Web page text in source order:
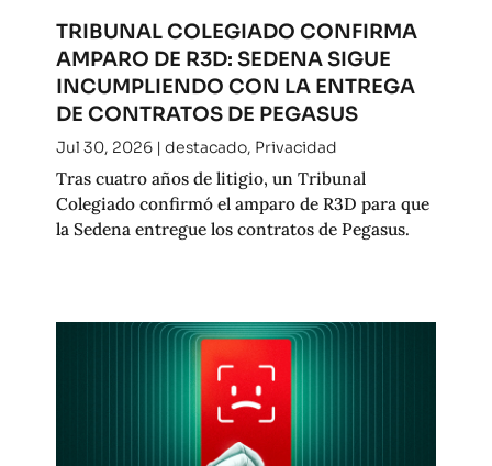
TRIBUNAL COLEGIADO CONFIRMA
AMPARO DE R3D: SEDENA SIGUE
INCUMPLIENDO CON LA ENTREGA
DE CONTRATOS DE PEGASUS
Jul 30, 2026| destacado, Privacidad
Tras cuatro años de litigio, un Tribunal
Colegiado confirmó el amparo de R3D para que
la Sedena entregue los contratos de Pegasus.